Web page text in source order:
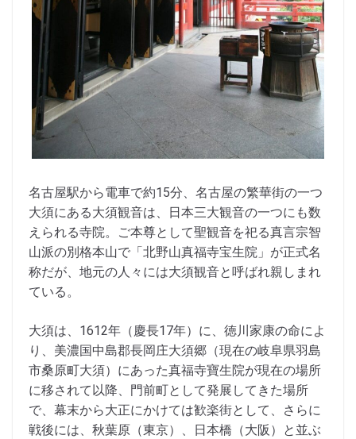
名古屋駅から電車で約15分、名古屋の繁華街の一つ
大須にある大須観音は、日本三大観音の一つにも数
えられる寺院。ご本尊として聖観音を祀る真言宗智
山派の別格本山で「北野山真福寺宝生院」が正式名
称だが、地元の人々には大須観音と呼ばれ親しまれ
ている。
大須は、1612年（慶長17年）に、徳川家康の命によ
り、美濃国中島郡長岡庄大須郷（現在の岐阜県羽島
市桑原町大須）にあった真福寺寶生院が現在の場所
に移されて以降、門前町として発展してきた場所
で、幕末から大正にかけては歓楽街として、さらに
戦後には、秋葉原（東京）、日本橋（大阪）と並ぶ